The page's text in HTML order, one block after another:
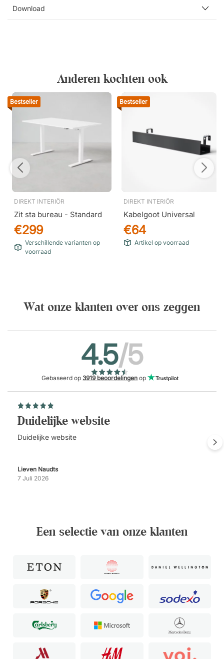
Download
Anderen kochten ook
Bestseller
DIREKT INTERIÖR
Zit sta bureau - Standard
€299
Verschillende varianten op
voorraad
Bestseller
DIREKT INTERIÖR
Kabelgoot Universal
€64
Artikel op voorraad
Wat onze klanten over ons zeggen
4.5/5
Gebaseerd op3919 beoordelingen op
Duidelijke website
Duidelijke website
Lieven Naudts
7 Juli 2026
Een selectie van onze klanten